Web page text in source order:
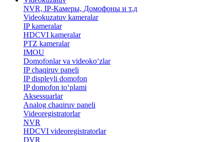
NVR, IP-Камеры, Домофоны и т.д
Videokuzatuv kameralar
IP kameralar
HDCVI kameralar
PTZ kameralar
IMOU
​Domofonlar va videoko‘zlar
IP chaqiruv paneli
IP displeyli domofon
IP domofon to‘plami
Aksessuarlar
Analog chaqiruv paneli
Videoregistratorlar
NVR
HDCVI videoregistratorlar
DVR